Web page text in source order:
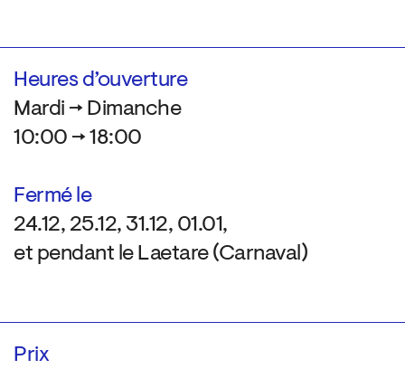
Heures d’ouverture
Mardi → Dimanche
10:00 → 18:00
Fermé le
24.12, 25.12, 31.12, 01.01,
et pendant le Laetare (Carnaval)
Prix